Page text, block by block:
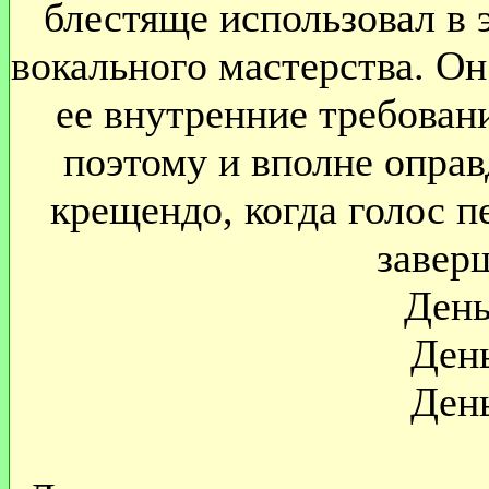
блестяще использовал в
вокального мастерства.
ее внутренние
поэтому и вполне
крещендо, когда голос